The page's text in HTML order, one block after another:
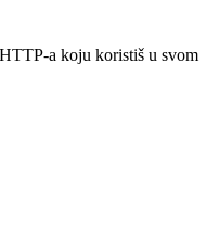
a koju koristiš u svom